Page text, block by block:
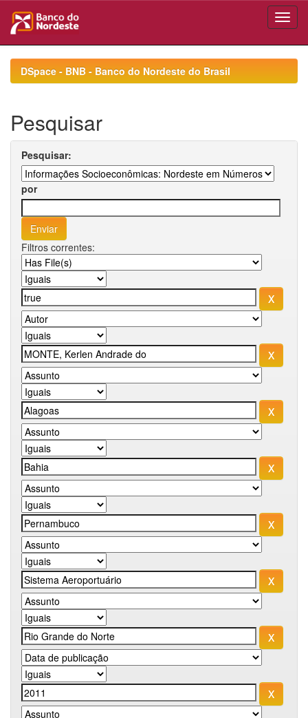
navigationDSpace - BNB - Banco do Nordeste do Brasil
Pesquisar
Pesquisar:
por
Filtros correntes: